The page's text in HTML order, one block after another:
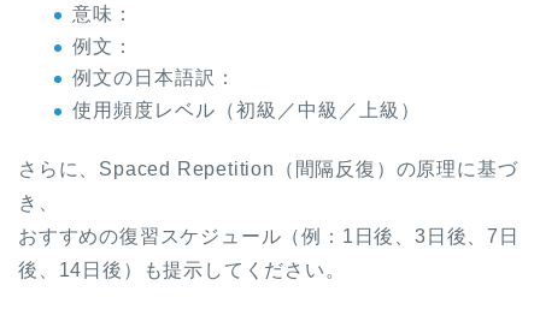
意味：
例文：
例文の日本語訳：
使用頻度レベル（初級／中級／上級）
さらに、Spaced Repetition（間隔反復）の原理に基づ
き、
おすすめの復習スケジュール（例：1日後、3日後、7日
後、14日後）も提示してください。